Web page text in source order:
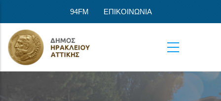
94FM ΕΠΙΚΟΙΝΩΝΙΑ